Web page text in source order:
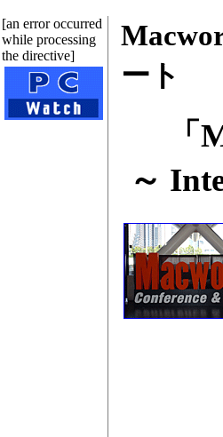
[an error occurred
while processing
the directive]
ート
～